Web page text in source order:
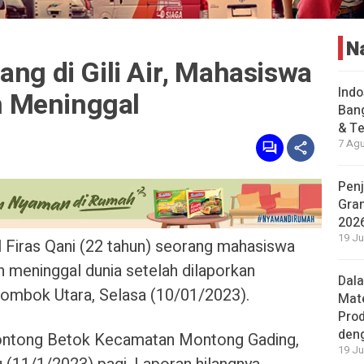
di Gili Air, Mahasiswa
Meninggal
Qani (22 tahun) seorang mahasiswa
dunia setelah dilaporkan
Utara, Selasa (10/01/2023).
Betok Kecamatan Montong Gading,
&
7
19
19